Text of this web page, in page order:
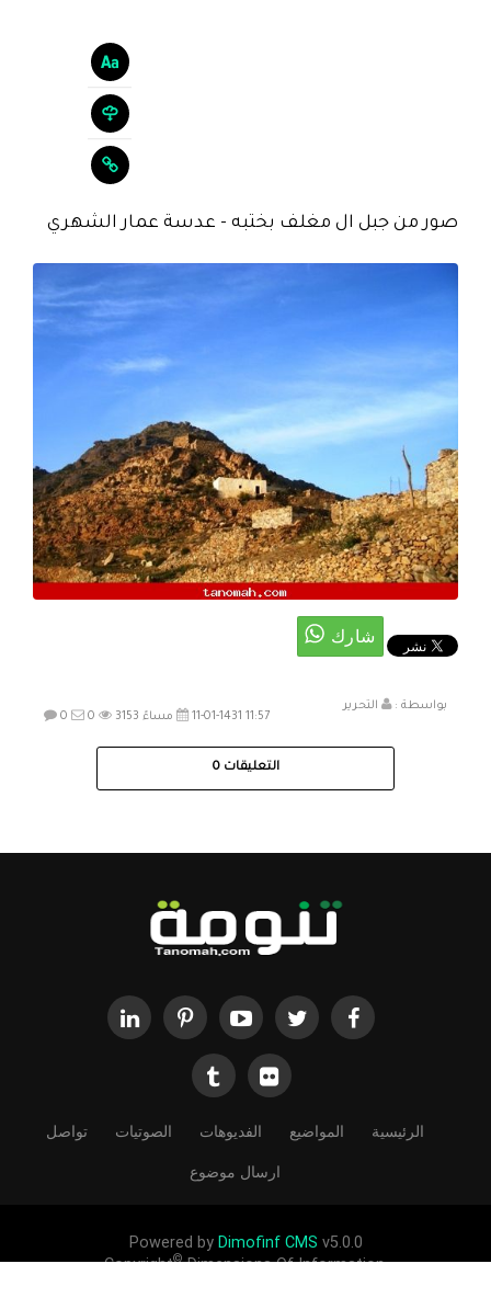
صور من جبل ال مغلف بختبه - عدسة عمار الشهري
بواسطة :
التحرير
11-01-1431 11:57 مساءً
0 0 3153
التعليقات 0
الرئيسية المواضيع الفديوهات الصوتيات تواصل
ارسال موضوع
Powered by Dimofinf CMS v5.0.0
Copyright©Dimensions Of Information.